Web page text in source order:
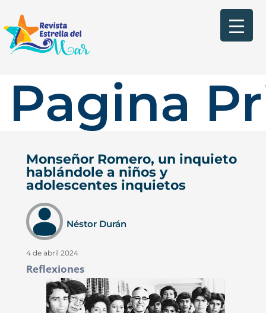
Pagina
Monseñor Romero, un inquieto
hablándole a niños y
adolescentes inquietos
Néstor Durán
4 de abril 2024
Reflexiones